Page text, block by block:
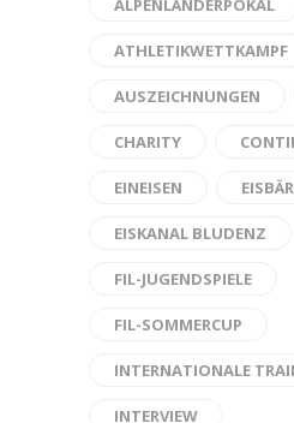
ALPENLÄNDERPOKAL
ATHLETIKWETTKAMPF
AUSZEICHNUNGEN
CHARITY
EINEISEN
EISKANAL BLUDENZ
FIL-JUGENDSPIELE
FIL-SOMMERCUP
INTERNATIONALE
INTERVIEW